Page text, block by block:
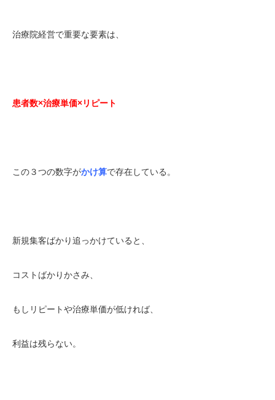
治療院経営で重要な要素は、
患者数×治療単価×リピート
この３つの数字がかけ算で存在している。
新規集客ばかり追っかけていると、
コストばかりかさみ、
もしリピートや治療単価が低ければ、
利益は残らない。